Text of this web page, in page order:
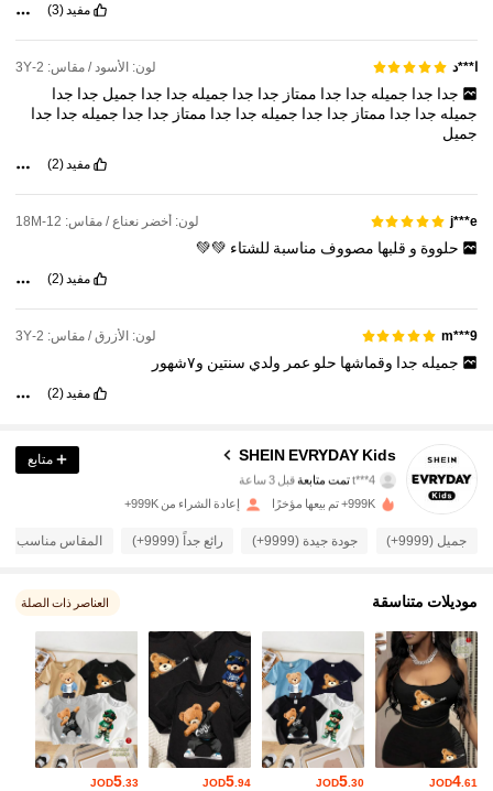
مفيد (3)
ا***د لون: الأسود / مقاس: 2-3Y
جدا جدا جميله جدا جدا ممتاز جدا جدا جميله جدا جدا جميل جدا جدا
جميله جدا جدا ممتاز جدا جدا جميله جدا جدا ممتاز جدا جدا جميله جدا جدا
جميل
مفيد(2)
j***e لون: أخضر نعناع / مقاس: 12-18M
حلووة و قلبها مصووف مناسبة للشتاء 💚💚
مفيد(2)
m***9 لون: الأزرق / مقاس: 2-3Y
جميله جدا وقماشها حلو عمر ولدي سنتين و٧شهور
مفيد(2)
SHEIN EVRYDAY Kids
5***5
تتصفح
4.95
426K متابعون
4.95 426K متابعون
4.95 426K متابعون
متابع
999K+ تم بيعها مؤخرًا إعادة الشراء من 999K+
جميل (9999+) جودة جيدة (9999+) رائع جداً (9999+) المقاس مناسب (9999+)
موديلات متناسقة العناصر ذات الصلة
JOD4.61
JOD5.30
JOD5 .94
JOD5.33